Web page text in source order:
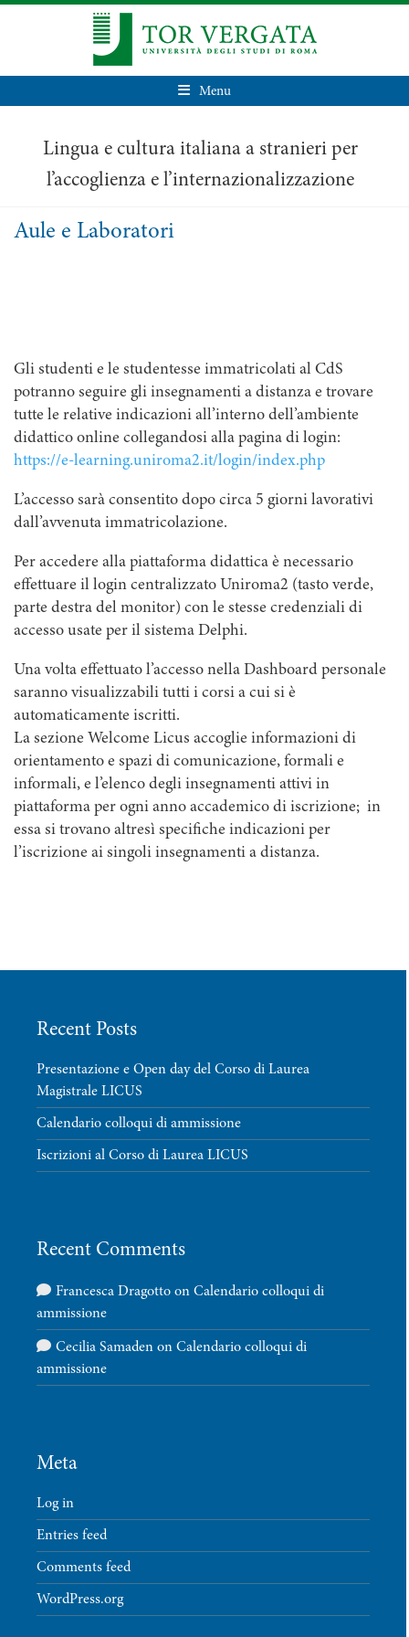
Menu
Lingua e cultura italiana a stranieri per
l’accoglienza e l’internazionalizzazione
Aule e Laboratori
Gli studenti e le studentesse immatricolati al CdS
potranno seguire gli insegnamenti a distanza e trovare
tutte le relative indicazioni all’interno dell’ambiente
didattico online collegandosi alla pagina di login:
https://e-learning.uniroma2.it/login/index.php
L’accesso sarà consentito dopo circa 5 giorni lavorativi
dall’avvenuta immatricolazione.
Per accedere alla piattaforma didattica è necessario
effettuare il login centralizzato Uniroma2 (tasto verde,
parte destra del monitor) con le stesse credenziali di
accesso usate per il sistema Delphi.
Una volta effettuato l’accesso nella Dashboard personale
saranno visualizzabili tutti i corsi a cui si è
automaticamente iscritti.
La sezione Welcome Licus accoglie informazioni di
orientamento e spazi di comunicazione, formali e
informali, e l’elenco degli insegnamenti attivi in
piattaforma per ogni anno accademico di iscrizione; in
essa si trovano altresì specifiche indicazioni per
l’iscrizione ai singoli insegnamenti a distanza.
Recent Posts
Presentazione e Open day del Corso di Laurea
Magistrale LICUS
Calendario colloqui di ammissione
Iscrizioni al Corso di Laurea LICUS
Recent Comments
Francesca Dragotto on Calendario colloqui di
ammissione
Cecilia Samaden on Calendario colloqui di
ammissione
Meta
Log in
Entries feed
Comments feed
WordPress.org